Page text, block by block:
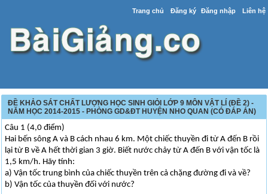
Trang chủ Đăng ký Đăng nhập Liên hệ
ĐỀ KHẢO SÁT CHẤT LƯỢNG HỌC SINH GIỎI LỚP 9 MÔN VẬT LÍ (ĐỀ 2) -
NĂM HỌC 2014-2015 - PHÒNG GD&ĐT HUYỆN NHO QUAN (CÓ ĐÁP ÁN)
Câu 1 (4,0 điểm)
Hai bến sông A và B cách nhau 6 km. Một chiếc thuyền đi từ A đến B rồi
lại từ B về A hết thời gian 3 giờ. Biết nước chảy từ A đến B với vận tốc là
1,5 km/h. Hãy tính:
a) Vận tốc trung bình của chiếc thuyền trên cả chặng đường đi và về?
b) Vận tốc của thuyền đối với nước?